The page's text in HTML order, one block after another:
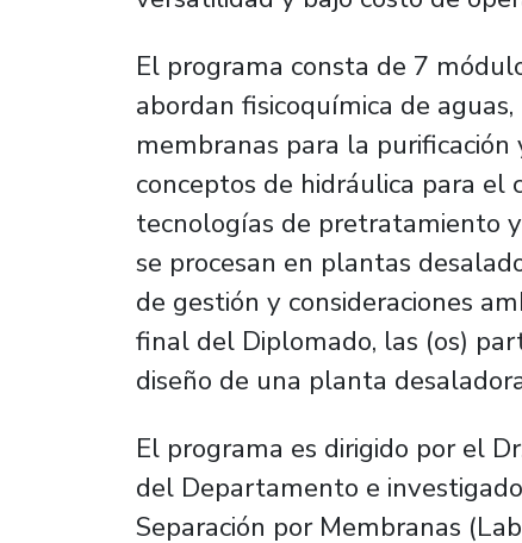
El programa consta de 7
abordan fisicoquímica de
membranas para la purificación
conceptos de hidráulica para el
tecnologías de pretratamiento
se procesan en plantas
de gestión y consideraciones
final del Diplomado, las (os)
diseño de una planta
El programa es dirigido por el
del Departamento e
Separación por Membranas